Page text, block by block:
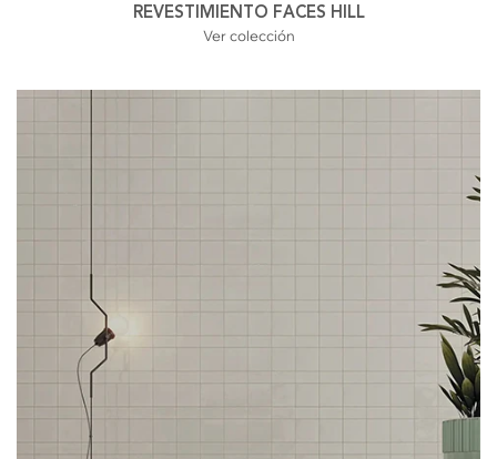
REVESTIMIENTO FACES HILL
Ver colección